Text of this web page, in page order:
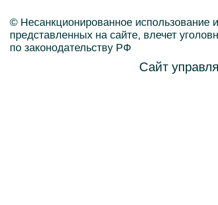
© Несанкционированное использование
представленных на сайте, влечет
по законодательству РФ
Сайт